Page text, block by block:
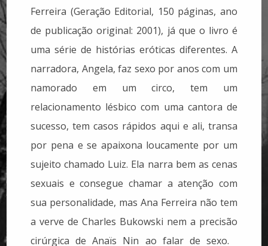
Ferreira (Geração Editorial, 150 páginas, ano
de publicação original: 2001), já que o livro é
uma série de histórias eróticas diferentes. A
narradora, Angela, faz sexo por anos com um
namorado em um circo, tem um
relacionamento lésbico com uma cantora de
sucesso, tem casos rápidos aqui e ali, transa
por pena e se apaixona loucamente por um
sujeito chamado Luiz. Ela narra bem as cenas
sexuais e consegue chamar a atenção com
sua personalidade, mas Ana Ferreira não tem
a verve de Charles Bukowski nem a precisão
cirúrgica de Anaïs Nin ao falar de sexo.